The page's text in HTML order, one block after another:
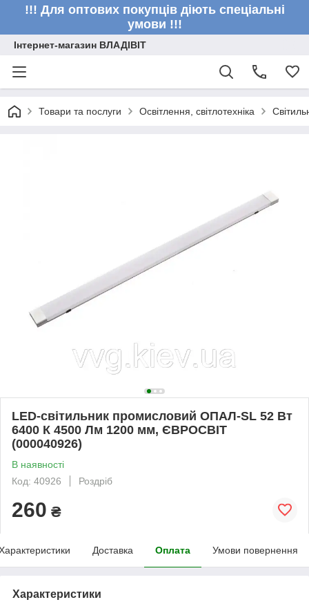
!!! Для оптових покупців діють спеціальні
умови !!!
Інтернет-магазин ВЛАДІВІТ
Товари та послуги Освітлення, світлотехніка
LED-світильник промисловий ОПАЛ-SL 52 Вт
6400 К 4500 Лм 1200 мм, ЄВРОСВІТ
(000040926)
В наявності
Код: 40926
Роздріб
260 ₴
Доставка Оплата Умови повернення
Характеристики